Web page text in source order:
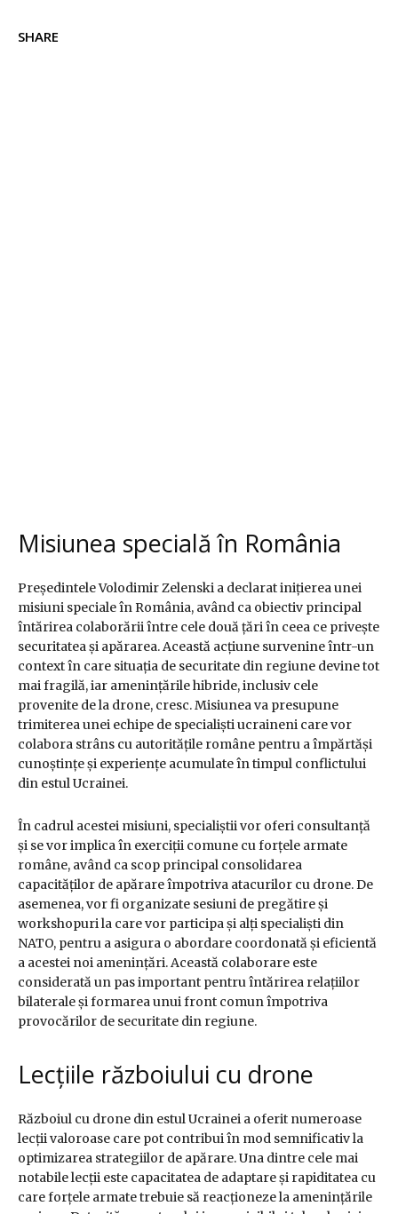
SHARE
Misiunea specială în România
Președintele Volodimir Zelenski a declarat inițierea unei
misiuni speciale în România, având ca obiectiv principal
întărirea colaborării între cele două țări în ceea ce privește
securitatea și apărarea. Această acțiune survenine într-un
context în care situația de securitate din regiune devine tot
mai fragilă, iar amenințările hibride, inclusiv cele
provenite de la drone, cresc. Misiunea va presupune
trimiterea unei echipe de specialiști ucraineni care vor
colabora strâns cu autoritățile române pentru a împărtăși
cunoștințe și experiențe acumulate în timpul conflictului
din estul Ucrainei.
În cadrul acestei misiuni, specialiștii vor oferi consultanță
și se vor implica în exerciții comune cu forțele armate
române, având ca scop principal consolidarea
capacităților de apărare împotriva atacurilor cu drone. De
asemenea, vor fi organizate sesiuni de pregătire și
workshopuri la care vor participa și alți specialiști din
NATO, pentru a asigura o abordare coordonată și eficientă
a acestei noi amenințări. Această colaborare este
considerată un pas important pentru întărirea relațiilor
bilaterale și formarea unui front comun împotriva
provocărilor de securitate din regiune.
Lecțiile războiului cu drone
Războiul cu drone din estul Ucrainei a oferit numeroase
lecții valoroase care pot contribui în mod semnificativ la
optimizarea strategiilor de apărare. Una dintre cele mai
notabile lecții este capacitatea de adaptare și rapiditatea cu
care forțele armate trebuie să reacționeze la amenințările